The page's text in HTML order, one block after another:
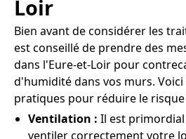
Loir
Bien avant de considérer les
est conseillé de prendre des
dans l'Eure-et-Loir pour
d'humidité dans vos murs.
pratiques pour réduire le
Ventilation : Il est
ventiler correctement votre